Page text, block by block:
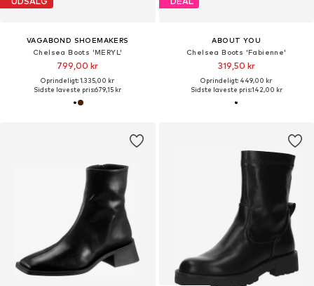
VAGABOND SHOEMAKERS
Chelsea Boots 'MERYL'
799,00 kr
Oprindeligt: 1.335,00 kr
Sidste laveste pris:679,15 kr
ABOUT YOU
Chelsea Boots 'Fabienne'
319,50 kr
Oprindeligt: 449,00 kr
Sidste laveste pris:142,00 kr